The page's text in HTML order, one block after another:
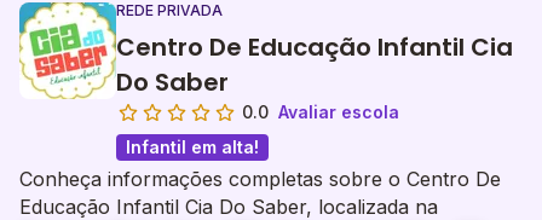
REDE PRIVADA
Centro De Educação Infantil Cia
Do Saber
0.0 Avaliar escola
Infantil em alta!
Conheça informações completas sobre o Centro De
Educação Infantil Cia Do Saber, localizada na